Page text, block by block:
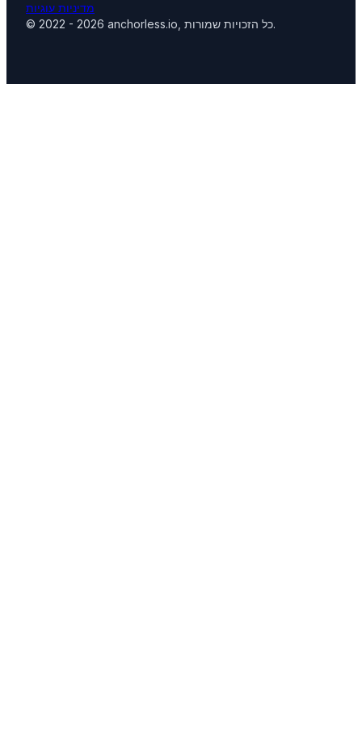
מדיניות עוגיות
© 2022 - 2026 anchorless.io, כל הזכויות שמורות.